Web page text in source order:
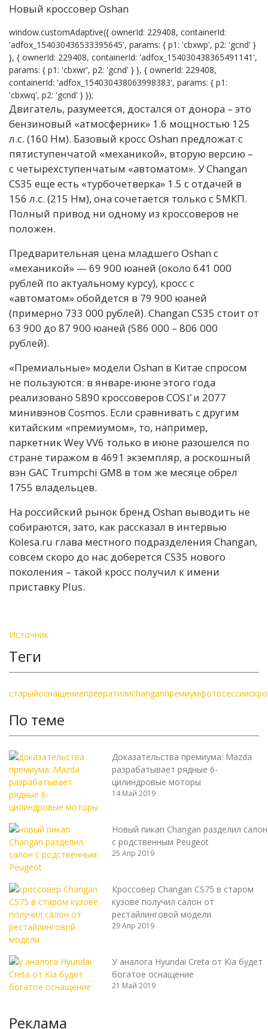
Новый кроссовер Oshan
window.customAdaptive({ ownerId: 229408, containerId:
'adfox_154030436533395645', params: { p1: 'cbxwp', p2: 'gcnd' }
}, { ownerId: 229408, containerId: 'adfox_154030438365491141',
params: { p1: 'cbxwr', p2: 'gcnd' } }, { ownerId: 229408,
containerId: 'adfox_154030438063998383', params: { p1:
'cbxwq', p2: 'gcnd' } });
Двигатель, разумеется, достался от донора – это
бензиновый «атмосферник» 1.6 мощностью 125
л.с. (160 Нм). Базовый кросс Oshan предложат с
пятиступенчатой «механикой», вторую версию –
с четырехступенчатым «автоматом». У Changan
CS35 еще есть «турбочетверка» 1.5 с отдачей в
156 л.с. (215 Нм), она сочетается только с 5МКП.
Полный привод ни одному из кроссоверов не
положен.
Предварительная цена младшего Oshan с
«механикой» — 69 900 юаней (около 641 000
рублей по актуальному курсу), кросс с
«автоматом» обойдется в 79 900 юаней
(примерно 733 000 рублей). Changan CS35 стоит от
63 900 до 87 900 юаней (586 000 – 806 000
рублей).
«Премиальные» модели Oshan в Китае спросом
не пользуются: в январе-июне этого года
реализовано 5890 кроссоверов COS1̊ и 2077
минивэнов Cosmos. Если сравнивать с другим
китайским «премиумом», то, например,
паркетник Wey VV6 только в июне разошелся по
стране тиражом в 4691 экземпляр, а роскошный
вэн GAC Trumpchi GM8 в том же месяце обрел
1755 владельцев.
На российский рынок бренд Oshan выводить не
собираются, зато, как рассказал в интервью
Kolesa.ru глава местного подразделения Changan,
совсем скоро до нас доберется CS35 нового
поколения – такой кросс получил к имени
приставку Plus.
Источник
Теги
старыйоснащениепревратилиchanganпремиумфотосессии
По теме
Доказательства премиума: Mazda
разрабатывает рядные 6-
цилиндровые моторы
14 Май 2019
Новый пикап Changan разделил салон
с родственным Peugeot
25 Апр 2019
Кроссовер Changan CS75 в старом
кузове получил салон от
рестайлинговой модели
29 Апр 2019
У аналога Hyundai Creta от Kia будет
богатое оснащение
21 Май 2019
Реклама